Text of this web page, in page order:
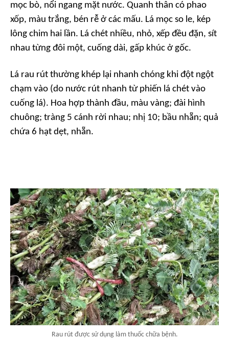
mọc bò, nổi ngang mặt nước. Quanh thân có phao
xốp, màu trắng, bén rễ ở các mấu. Lá mọc so le, kép
lông chim hai lần. Lá chét nhiều, nhỏ, xếp đều đặn, sít
nhau từng đôi một, cuống dài, gấp khúc ở gốc.
Lá rau rút thường khép lại nhanh chóng khi đột ngột
chạm vào (do nước rút nhanh từ phiến lá chét vào
cuống lá). Hoa hợp thành đầu, màu vàng; đài hình
chuông; tràng 5 cánh rời nhau; nhị 10; bầu nhẵn; quả
chứa 6 hạt dẹt, nhẵn.
Rau rút được sử dụng làm thuốc chữa bệnh.